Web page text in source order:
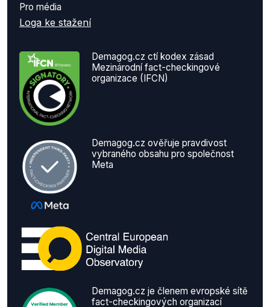
Pro média
Loga ke stažení
Demagog.cz ctí kodex zásad
Mezinárodní fact-checkingové
organizace (IFCN)
Demagog.cz ověřuje pravdivost
vybraného obsahu pro společnost
Meta
Demagog.cz je členem evropské sítě
fact-checkingových organizací